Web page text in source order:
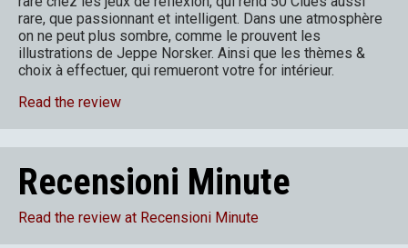
rare, que passionnant et intelligent. Dans une atmosphère
on ne peut plus sombre, comme le prouvent les
illustrations de Jeppe Norsker. Ainsi que les thèmes &
choix à effectuer, qui remueront votre for intérieur.
Read the review
Recensioni Minute
Read the review at Recensioni Minute